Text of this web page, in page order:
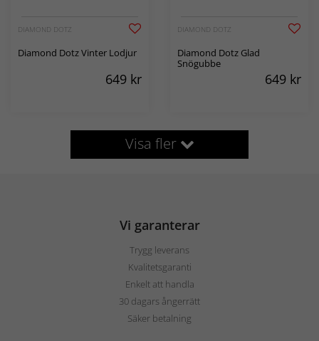
DIAMOND DOTZ
Diamond Dotz Vinter Lodjur
649 kr
DIAMOND DOTZ
Diamond Dotz Glad
Snögubbe
649 kr
Visa fler
Vi garanterar
Trygg leverans
Kvalitetsgaranti
Enkelt att handla
30 dagars ångerrätt
Säker betalning